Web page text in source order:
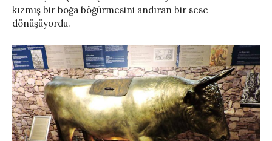
kızmış bir boğa böğürmesini andıran bir sese
dönüşüyordu.